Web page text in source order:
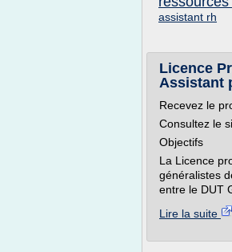
assistant rh
Licence
Assistant
Recevez le
Consultez le
Objectifs
La Licence
généralistes
entre le DUT
Lire la suite